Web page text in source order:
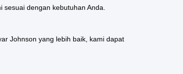
dengan kebutuhan Anda.
Johnson yang lebih baik, kami dapat